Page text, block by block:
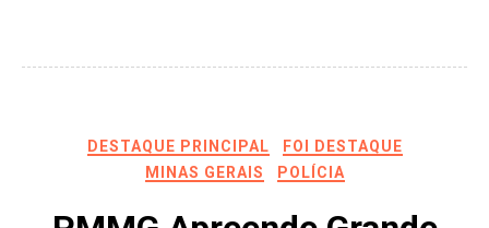
DESTAQUE PRINCIPAL
FOI DESTAQUE
MINAS GERAIS
POLÍCIA